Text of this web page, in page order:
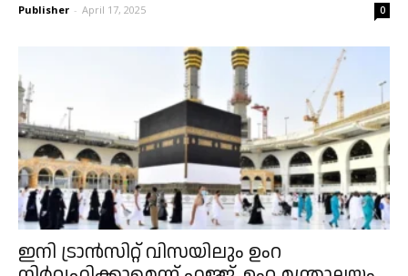
Publisher - April 17, 2025 0
ഇനി ട്രാൻസിറ്റ് വിസയിലും ഉംറ